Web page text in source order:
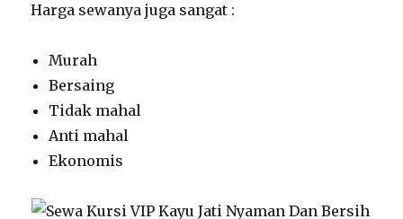
Harga sewanya juga sangat :
Murah
Bersaing
Tidak mahal
Anti mahal
Ekonomis